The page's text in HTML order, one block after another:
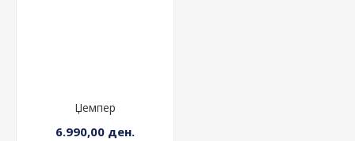
Џемпер
6.990,00 ден.